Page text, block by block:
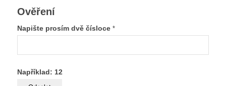
Ověření
Napište prosím dvě čísloce *
Například: 12